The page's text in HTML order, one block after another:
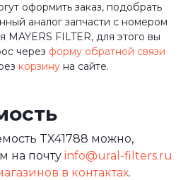
оформить заказ, подобрать
аналог запчасти с номером
MAYERS FILTER, для этого вы
через форму обратной связи
корзину на сайте.
TX41788 можно,
на почту info@ural-filters.ru
в контактах.